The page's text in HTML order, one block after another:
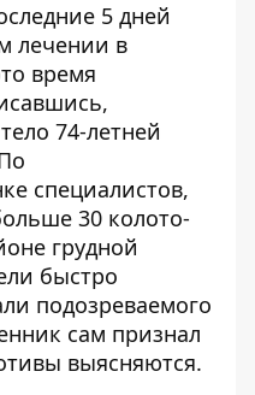
5 дней
лечении в
время
74-летней
специалистов,
30 колото-
грудной
быстро
подозреваемого
сам признал
выясняются.